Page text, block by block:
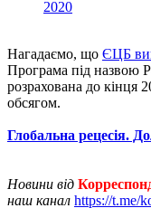
2020
Нагадаємо, що ЄЦБ
Програма під назвою
розрахована до кінця
обсягом.
Глобальна рецесія.
Новини від
наш канал https://t.me/